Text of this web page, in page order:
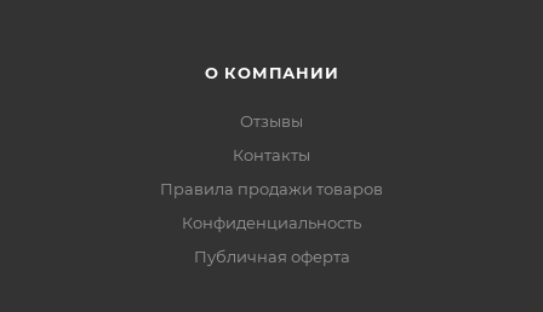
О КОМПАНИИ
Отзывы
Контакты
Правила продажи товаров
Конфиденциальность
Публичная оферта